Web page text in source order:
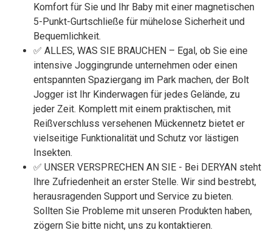
Komfort für Sie und Ihr Baby mit einer magnetischen
5-Punkt-Gurtschließe für mühelose Sicherheit und
Bequemlichkeit.
✅ ALLES, WAS SIE BRAUCHEN – Egal, ob Sie eine
intensive Joggingrunde unternehmen oder einen
entspannten Spaziergang im Park machen, der Bolt
Jogger ist Ihr Kinderwagen für jedes Gelände, zu
jeder Zeit. Komplett mit einem praktischen, mit
Reißverschluss versehenen Mückennetz bietet er
vielseitige Funktionalität und Schutz vor lästigen
Insekten.
✅ UNSER VERSPRECHEN AN SIE - Bei DERYAN steht
Ihre Zufriedenheit an erster Stelle. Wir sind bestrebt,
herausragenden Support und Service zu bieten.
Sollten Sie Probleme mit unseren Produkten haben,
zögern Sie bitte nicht, uns zu kontaktieren.